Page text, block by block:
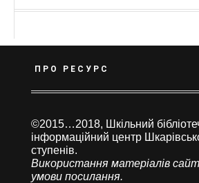
ПРО РЕСУРС
©2015…2018, Шкільний
інформаційний центр
ступенів.
Використання матеріалів
умови посилання.